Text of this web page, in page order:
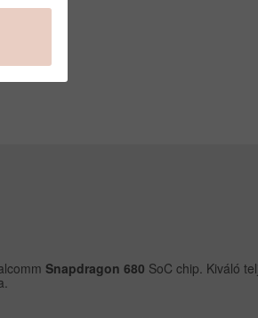
Snapdragon 680 SoC chip. Kiváló